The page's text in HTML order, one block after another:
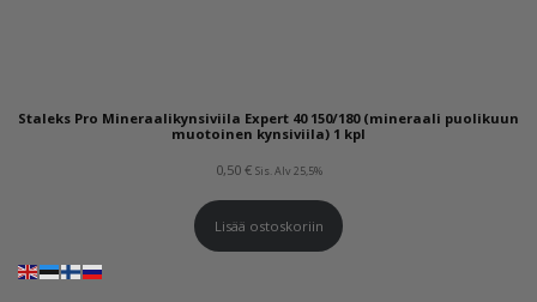
Staleks Pro Mineraalikynsiviila Expert 40 150/180 (mineraali puolikuun
muotoinen kynsiviila) 1 kpl
0,50 € Sis. Alv 25,5%
Lisää ostoskoriin